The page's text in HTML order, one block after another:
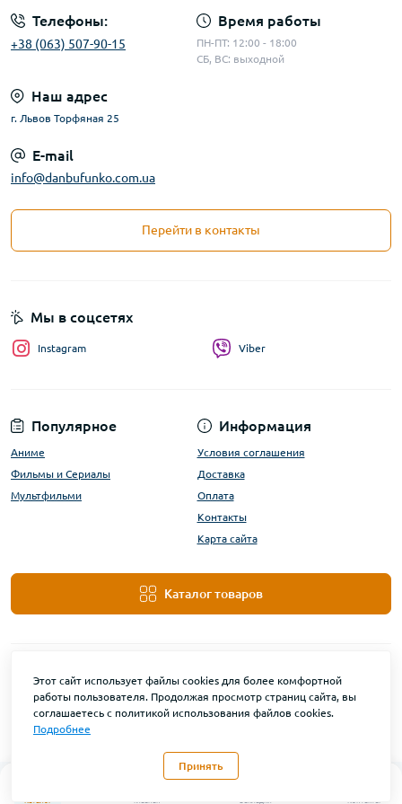
Каталог Главная Закладки Контакты
Телефоны:
+38 (063) 507-90-15
Время работы
ПН-ПТ: 12:00 - 18:00
СБ, ВС: выходной
Наш адрес
г. Львов Торфяная 25
E-mail
info@danbufunko.com.ua
Перейти в контакты
Популярное
Аниме
Фильмы и Сериалы
Мультфильми
Информация
Условия соглашения
Доставка
Оплата
Контакты
Карта сайта
Каталог товаров
Мы в соцсетях
Instagram Viber
Этот сайт использует файлы cookies для более комфортной
работы пользователя. Продолжая просмотр страниц сайта, вы
соглашаетесь с политикой использования файлов cookies.
Подробнее
Принять